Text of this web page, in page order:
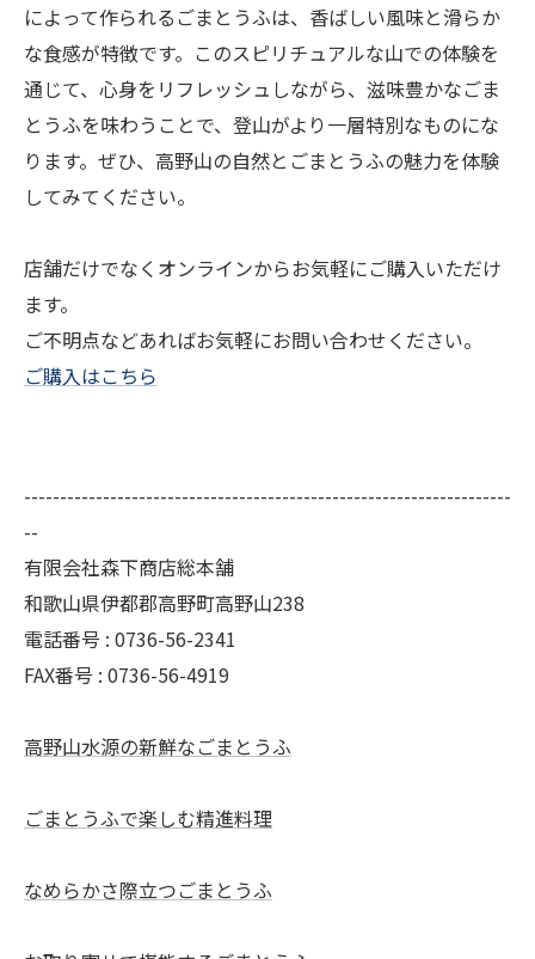
によって作られるごまとうふは、香ばしい風味と滑らか
な食感が特徴です。このスピリチュアルな山での体験を
通じて、心身をリフレッシュしながら、滋味豊かなごま
とうふを味わうことで、登山がより一層特別なものにな
ります。ぜひ、高野山の自然とごまとうふの魅力を体験
してみてください。
店舗だけでなくオンラインからお気軽にご購入いただけ
ます。
ご不明点などあればお気軽にお問い合わせください。
ご購入はこちら
--------------------------------------------------------------------
--
有限会社森下商店総本舗
和歌山県伊都郡高野町高野山238
電話番号 : 0736-56-2341
FAX番号 : 0736-56-4919
高野山水源の新鮮なごまとうふ
ごまとうふで楽しむ精進料理
なめらかさ際立つごまとうふ